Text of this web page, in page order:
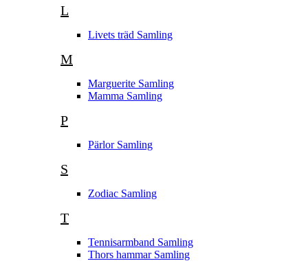
L
Livets träd Samling
M
Marguerite Samling
Mamma Samling
P
Pärlor Samling
S
Zodiac Samling
T
Tennisarmband Samling
Thors hammar Samling